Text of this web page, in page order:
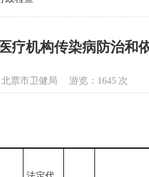
疗机构传染病防治
北票市卫健局 游览： 1645 次